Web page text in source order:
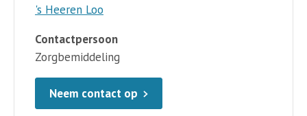
's Heeren Loo
Contactpersoon
Zorgbemiddeling
Neem contact op